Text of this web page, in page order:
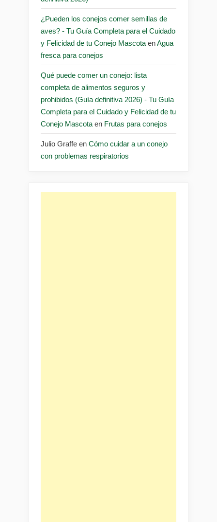
¿Pueden los conejos comer semillas de
aves? - Tu Guía Completa para el Cuidado
y Felicidad de tu Conejo Mascota enAgua
fresca para conejos
Qué puede comer un conejo: lista
completa de alimentos seguros y
prohibidos (Guía definitiva 2026) - Tu Guía
Completa para el Cuidado y Felicidad de tu
Conejo Mascota en Frutas para conejos
Julio Graffe en Cómo cuidar a un conejo
con problemas respiratorios